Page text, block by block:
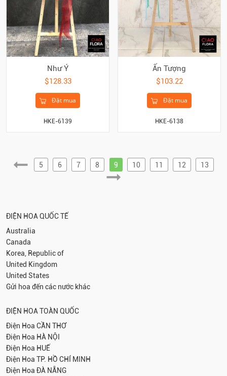
Như Ý
$128.33
Đặt mua
HKE-6139
Ấn Tượng
$103.22
Đặt mua
HKE-6138
5 6 7 8 9 10 11 12 13
ĐIỆN HOA QUỐC TẾ
Australia
Canada
Korea, Republic of
United Kingdom
United States
Gửi hoa đến các nước khác
ĐIỆN HOA TOÀN QUỐC
Điện Hoa CẦN THƠ
Điện Hoa HÀ NỘI
Điện Hoa HUẾ
Điện Hoa TP. HỒ CHÍ MINH
Điện Hoa ĐÀ NẴNG